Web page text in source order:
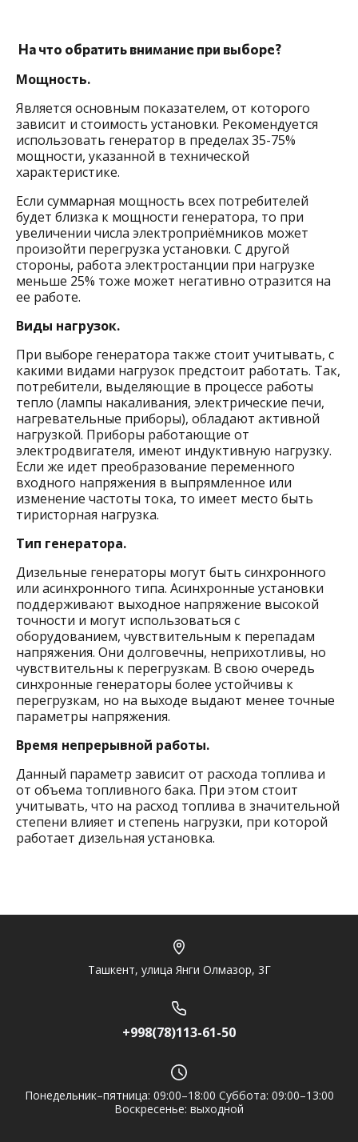
На что обратить внимание при выборе?
Мощность.
Является основным показателем, от которого
зависит и стоимость установки. Рекомендуется
использовать генератор в пределах 35-75%
мощности, указанной в технической
характеристике.
Если суммарная мощность всех потребителей
будет близка к мощности генератора, то при
увеличении числа электроприёмников может
произойти перегрузка установки. С другой
стороны, работа электростанции при нагрузке
меньше 25% тоже может негативно отразится на
ее работе.
Виды нагрузок.
При выборе генератора также стоит учитывать, с
какими видами нагрузок предстоит работать. Так,
потребители, выделяющие в процессе работы
тепло (лампы накаливания, электрические печи,
нагревательные приборы), обладают активной
нагрузкой. Приборы работающие от
электродвигателя, имеют индуктивную нагрузку.
Если же идет преобразование переменного
входного напряжения в выпрямленное или
изменение частоты тока, то имеет место быть
тиристорная нагрузка.
Тип генератора.
Дизельные генераторы могут быть синхронного
или асинхронного типа. Асинхронные установки
поддерживают выходное напряжение высокой
точности и могут использоваться с
оборудованием, чувствительным к перепадам
напряжения. Они долговечны, неприхотливы, но
чувствительны к перегрузкам. В свою очередь
синхронные генераторы более устойчивы к
перегрузкам, но на выходе выдают менее точные
параметры напряжения.
Время непрерывной работы.
Данный параметр зависит от расхода топлива и
от объема топливного бака. При этом стоит
учитывать, что на расход топлива в значительной
степени влияет и степень нагрузки, при которой
работает дизельная установка.
Ташкент, улица Янги Олмазор, 3Г
+998(78)113-61-50
Понедельник–пятница: 09:00–18:00 Суббота: 09:00–13:00
Воскресенье: выходной
ChatApp
Мессенджеры
Нужна консультация или персональное
предложение? Пиши в мессенджер!